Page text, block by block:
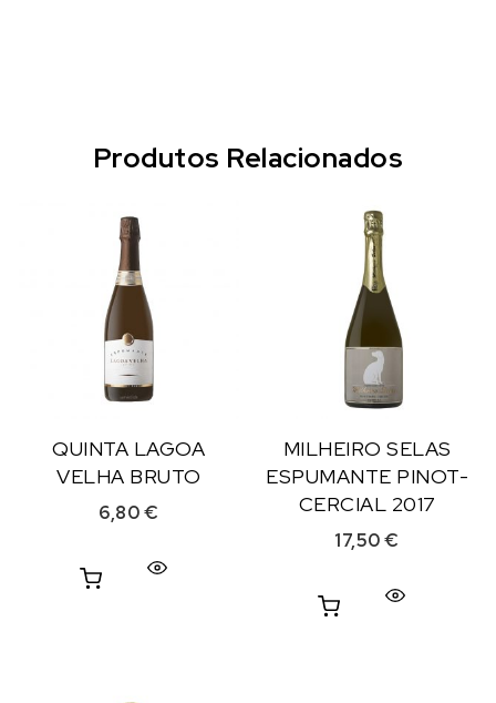
Produtos Relacionados
QUINTA LAGOA
VELHA BRUTO
6,80€
MILHEIRO SELAS
ESPUMANTE PINOT-
CERCIAL 2017
17,50€